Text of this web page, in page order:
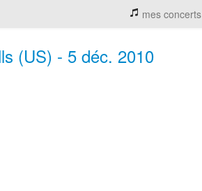
mes concerts
(US) - 5 déc. 2010